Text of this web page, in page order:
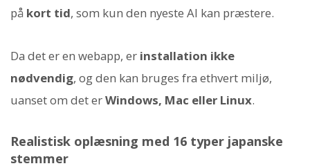
på kort tid, som kun den nyeste AI kan præstere.
Da det er en webapp, er installation ikke
nødvendig, og den kan bruges fra ethvert miljø,
uanset om det erWindows, Mac eller Linux.
Realistisk oplæsning med 16 typer japanske
stemmer